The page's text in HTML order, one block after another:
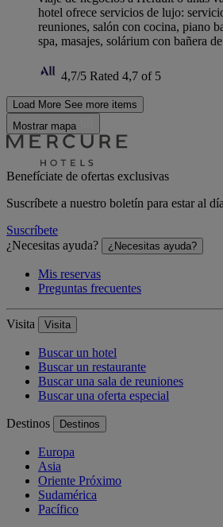
hotel ofrece servicios de lujo:
reuniones, salón con cocina, piano
spa, masajes, solárium con bañera
4,7/5 Rated 4,7 of 5
Load More See more items
Mostrar mapa
Benefíciate de ofertas exclusivas
Suscríbete a nuestro boletín para estar al
Suscríbete
¿Necesitas ayuda?
¿Necesitas ayuda?
Mis reservas
Preguntas frecuentes
Visita Visita
Buscar un hotel
Buscar un restaurante
Buscar una sala de reuniones
Buscar una oferta especial
Destinos Destinos
Europa
Asia
Oriente Próximo
Sudamérica
Pacífico